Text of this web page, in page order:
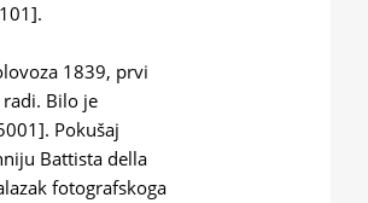
1839, prvi
Bilo je
Pokušaj
Battista della
fotografskoga